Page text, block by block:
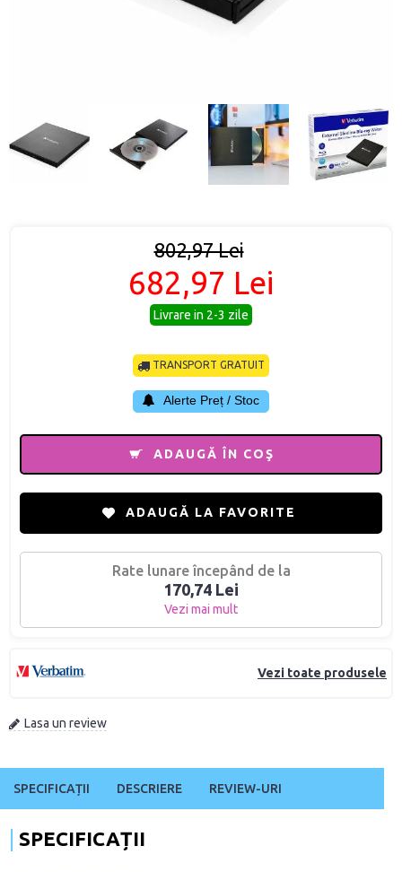
Vezi toate produsele
Lasa un review
802,97 Lei
682,97 Lei
Livrare in 2-3 zile
TRANSPORT GRATUIT
Alerte Preț / Stoc
ADAUGĂ ÎN COŞ
ADAUGĂ LA FAVORITE
Rate lunare începând de la
170,74 Lei
Vezi mai mult
SPECIFICAȚII DESCRIERE REVIEW-URI
SPECIFICAȚII